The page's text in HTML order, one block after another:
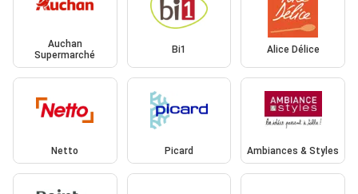
Auchan
Supermarché
Bi1 Alice Délice
Netto Picard Ambiances & Styles